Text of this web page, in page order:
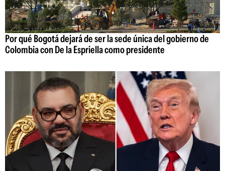
Por qué Bogotá dejará de ser la sede única del gobierno de
Colombia con De la Espriella como presidente